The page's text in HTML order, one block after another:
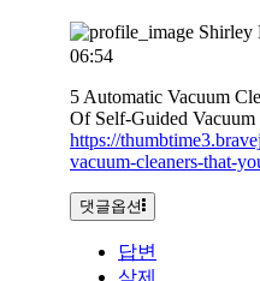
06:54
5 Automatic Vacuum
Of Self-Guided Vacuum
https://
vacuum-cleaners-that-
댓글옵션
답변
삭제